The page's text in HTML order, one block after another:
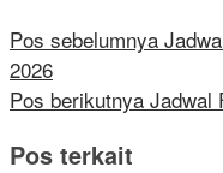
Pos sebelumnya
2026
Pos berikutnya Jadwal
Pos terkait